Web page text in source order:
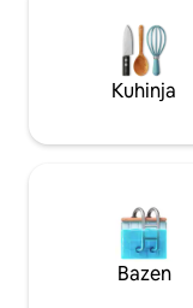
Kuhinja
Bazen